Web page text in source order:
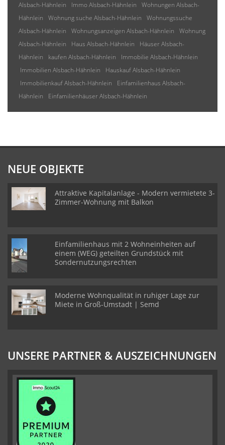
Alsbach-Hähnlein
Immo Alsbach-Hähnlein
Wohnungen Alsbach-
Hähnlein
Wohnung suche Alsbach-Hähnlein
Wohnungssuche
Alsbach-Hähnlein
Wohnungsanzeigen Alsbach-Hähnlein
Wohnung
Alsbach-Hähnlein
Haus Alsbach-Hähnlein
Häuser Alsbach-
Hähnlein
kaufen Alsbach-Hähnlein
Immobilie Alsbach-Hähnlein
Immobilien Alsbach-Hähnlein
Hauskauf Alsbach-Hähnlein
Immobilienkauf Alsbach-Hähnlein
Einfamilienhaus Alsbach-
Hähnlein
Einfamilienhäuser Alsbach-Hähnlein
NEUE OBJEKTE
Attraktive Kapitalanlage - Modern vermietete 3-
Zimmer-Wohnung mit Balkon
Einfamilienhaus mit 2 Wohneinheiten auf
einem (WEG) geteilten Grundstück mit
Sondernutzungsrechten
Moderne Wohnqualität in ruhiger Lage zur
Miete in Groß-Umstadt | Semd
UNSERE PARTNER & AUSZEICHNUNGEN